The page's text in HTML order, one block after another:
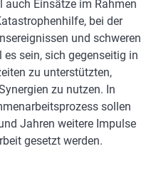
auch Einsätze im Rahmen
bei der
und schweren
sein, sich gegenseitig in
zu unterstützten,
zu nutzen. In
sollen
Jahren weitere Impulse
gesetzt werden.